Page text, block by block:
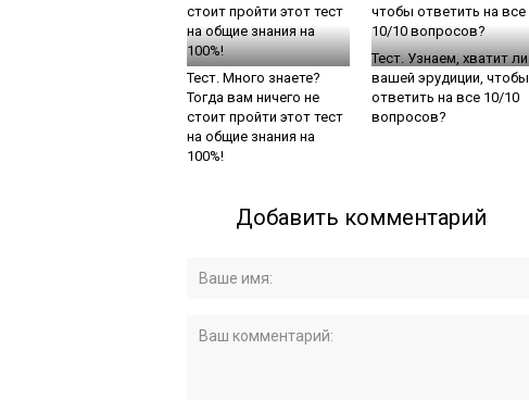
Тест. Много знаете?
Тогда вам ничего не
стоит пройти этот тест
на общие знания на
100%!
Тест. Узнаем, хватит ли
вашей эрудиции, чтобы
ответить на все 10/10
вопросов?
Добавить комментарий